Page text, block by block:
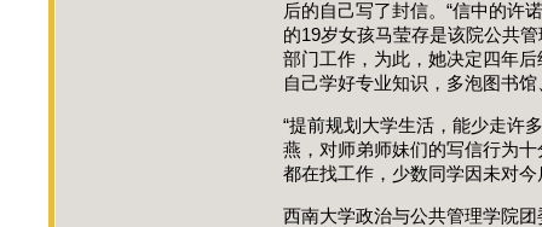
后的自己写了封信。“信中的许
的19岁女孩马莹存是该院公共
部门工作，为此，她决定四年
自己学好专业知识，多泡图书
“提前规划大学生活，能少走许
燕，对师弟师妹们的写信行为
都在找工作，少数同学因未对
西南大学政治与公共管理学院